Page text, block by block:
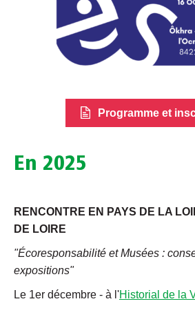
Programme et
En 2025
RENCONTRE EN PAYS DE LA
DE LOIRE
"Écoresponsabilité et Musées :
expositions"
Le 1er décembre - à l'Historial de la